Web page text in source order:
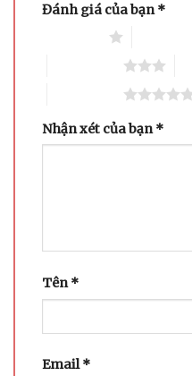
Đánh giá của bạn*
Nhận xét của bạn*
Tên*
Email*